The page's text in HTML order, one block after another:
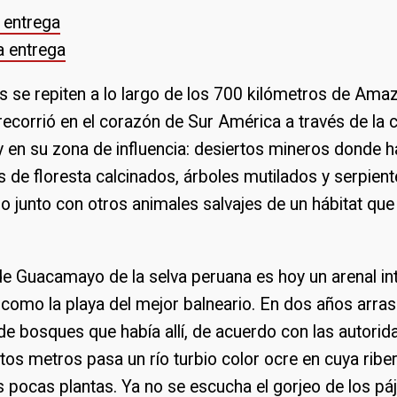
entrega
se repiten a lo largo de los 700 kilómetros de
en el corazón de Sur América a través de la
en su zona de influencia: desiertos mineros donde
de floresta calcinados, árboles mutilados y
junto con otros animales salvajes de un hábitat
Guacamayo de la selva peruana es hoy un arenal
la playa del mejor balneario. En dos años
bosques que había allí, de acuerdo con las
metros pasa un río turbio color ocre en cuya
pocas plantas. Ya no se escucha el gorjeo de los